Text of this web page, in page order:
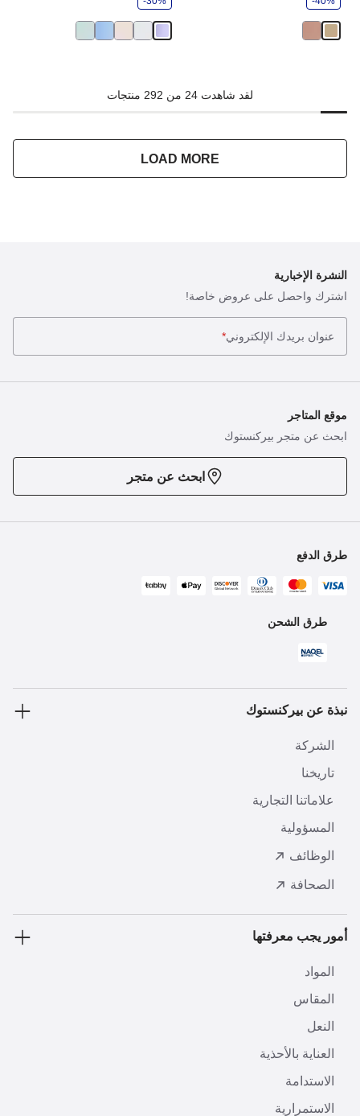
لقد شاهدت 24 من 292 منتجات
LOAD MORE
النشرة الإخبارية
اشترك واحصل على عروض خاصة!
عنوان بريدك الإلكتروني*
موقع المتاجر
ابحث عن متجر بيركنستوك
ابحث عن متجر
طرق الدفع
طرق الشحن
نبذة عن بيركنستوك
الشركة
تاريخنا
علاماتنا التجارية
المسؤولية
الوظائف
الصحافة
أمور يجب معرفتها
المواد
المقاس
النعل
العناية بالأحذية
الاستدامة
الاستمرارية